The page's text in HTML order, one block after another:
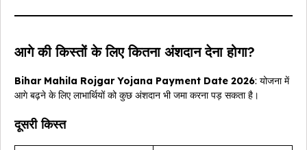
आगे की किस्तों के लिए कितना अंशदान देना होगा?
Bihar Mahila Rojgar Yojana Payment Date 2026: योजना में
आगे बढ़ने के लिए लाभार्थियों को कुछ अंशदान भी जमा करना पड़ सकता है।
दूसरी किस्त